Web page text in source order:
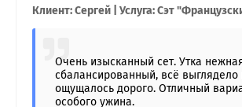
Клиент: Сергей | Услуга: Сэт
Очень изысканный сет. Утка
сбалансированный, всё выглядело
ощущалось дорого. Отличный
особого ужина.